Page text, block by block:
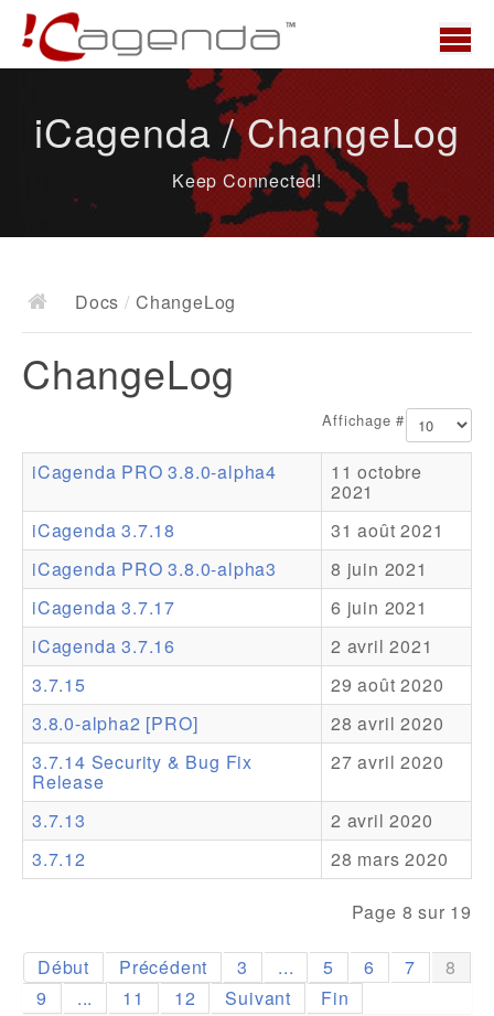
News
Docs
Documentation
Ressources
Addons
Theme Packs
Translation Packs
Support
Forum
iCagenda / ChangeLog
Keep Connected!
Docs / ChangeLog
ChangeLog
Affichage #
iCagenda PRO 3.8.0-alpha4 11 octobre
2021
iCagenda 3.7.18
31 août 2021
iCagenda PRO 3.8.0-alpha3
8 juin 2021
iCagenda 3.7.17
6 juin 2021
iCagenda 3.7.16
2 avril 2021
3.7.15
29 août 2020
3.8.0-alpha2 [PRO]
28 avril 2020
3.7.14 Security & Bug Fix
Release
27 avril 2020
3.7.13
2 avril 2020
3.7.12
28 mars 2020
Page 8 sur 19
Début Précédent 3 ... 5 6 7
8
9
... 11 12 Suivant Fin